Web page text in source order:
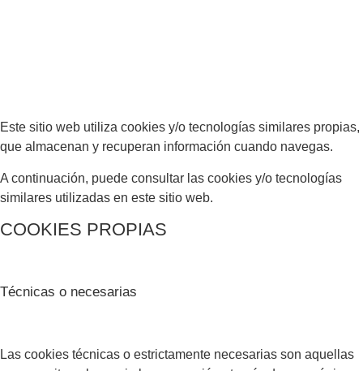
Este sitio web utiliza cookies y/o tecnologías similares propias,
que almacenan y recuperan información cuando navegas.
A continuación, puede consultar las cookies y/o tecnologías
similares utilizadas en este sitio web.
COOKIES PROPIAS
Técnicas o necesarias
Las cookies técnicas o estrictamente necesarias son aquellas